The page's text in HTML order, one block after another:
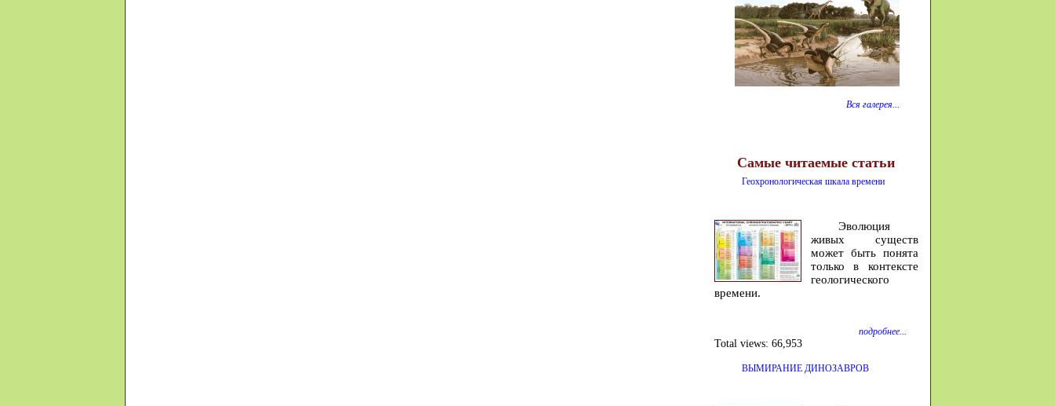
Вся галерея...
Самые читаемые статьи
Геохронологическая шкала времени
Эволюция
живых существ
может быть понята
только в контексте
геологического
времени.
подробнее...
Total views: 66,953
ВЫМИРАНИЕ ДИНОЗАВРОВ